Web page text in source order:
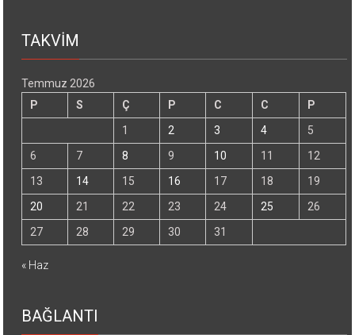
TAKVİM
Temmuz 2026
P
S Ç P C C
P
1
2 3 4
5
6
7 8 9 10 11
12
13
14 15 16 17 18
19
20
21 22 23 24 25
26
27
28 29 30 31
« Haz
BAĞLANTI